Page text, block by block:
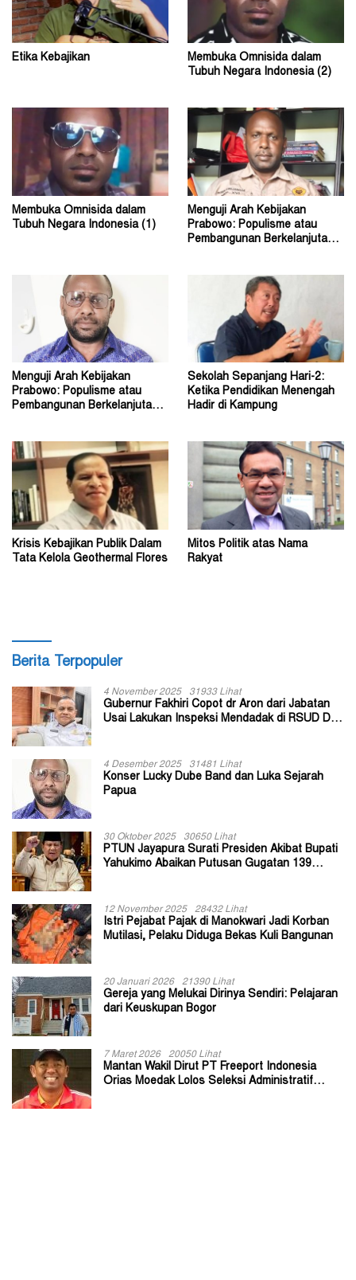
Etika Kebajikan
Membuka Omnisida dalam
Tubuh Negara Indonesia (2)
Membuka Omnisida dalam
Tubuh Negara Indonesia (1)
Menguji Arah Kebijakan
Prabowo: Populisme atau
Pembangunan Berkelanjutan?
Menguji Arah Kebijakan
Prabowo: Populisme atau
Pembangunan Berkelanjutan?
Sekolah Sepanjang Hari-2:
Ketika Pendidikan Menengah
Hadir di Kampung
Krisis Kebajikan Publik Dalam
Tata Kelola Geothermal Flores
Mitos Politik atas Nama
Rakyat
Berita Terpopuler
4 November 2025 31933 Lihat
Gubernur Fakhiri Copot dr Aron dari Jabatan
Usai Lakukan Inspeksi Mendadak di RSUD Dok
4 Desember 2025 31481 Lihat
Konser Lucky Dube Band dan Luka Sejarah
Papua
30 Oktober 2025 30650 Lihat
PTUN Jayapura Surati Presiden Akibat Bupati
Yahukimo Abaikan Putusan Gugatan 139
12 November 2025 28432 Lihat
Istri Pejabat Pajak di Manokwari Jadi Korban
Mutilasi, Pelaku Diduga Bekas Kuli Bangunan
20 Januari 2026 21390 Lihat
Gereja yang Melukai Dirinya Sendiri: Pelajaran
dari Keuskupan Bogor
7 Maret 2026 20050 Lihat
Mantan Wakil Dirut PT Freeport Indonesia
Orias Moedak Lolos Seleksi Administratif